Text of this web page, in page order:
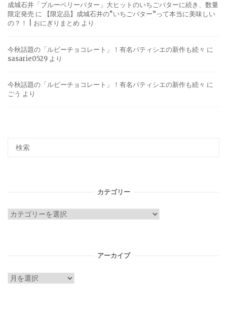
成城石井「ブルーベリーバター」大ヒットのいちごバターに続き、数量
限定発売 に
【限定品】成城石井の“いちごバター”って本当に美味しい
の？！ | おにぎりまとめ より
今秋話題の「ルビーチョコレート」！有名パティシエの新作も続々 に
sasarie0529 より
今秋話題の「ルビーチョコレート」！有名パティシエの新作も続々 に
ごう より
カテゴリー
カ
アーカイブ
ア